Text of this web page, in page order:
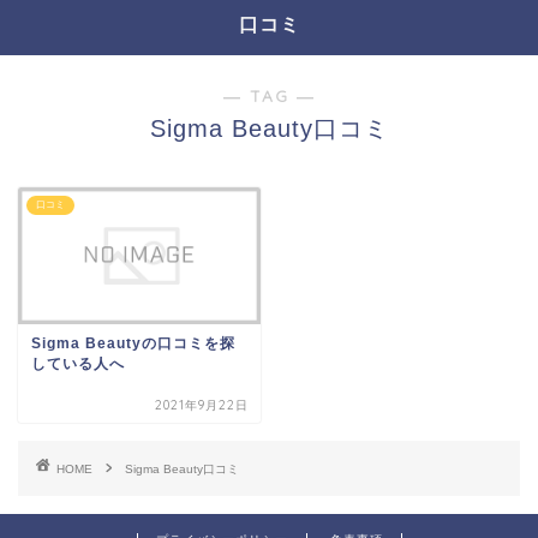
口コミ
― TAG ―
Sigma Beauty口コミ
口コミ
Sigma Beautyの口コミを探
している人へ
2021年9月22日
HOME Sigma Beauty口コミ